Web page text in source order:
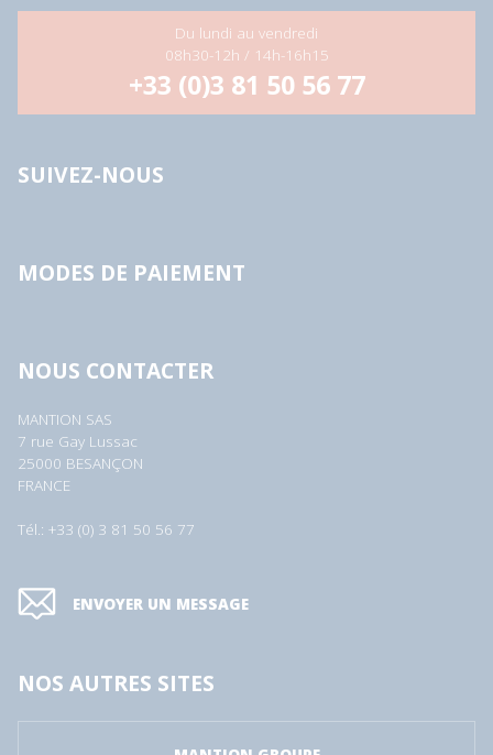
Du lundi au vendredi
08h30-12h / 14h-16h15
+33 (0)3 81 50 56 77
SUIVEZ-NOUS
MODES DE PAIEMENT
NOUS CONTACTER
MANTION SAS
7 rue Gay Lussac
25000 BESANÇON
FRANCE
Tél.: +33 (0) 3 81 50 56 77
ENVOYER UN MESSAGE
NOS AUTRES SITES